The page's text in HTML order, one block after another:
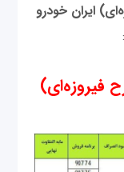
ایران خودرو
فیروزه‌ای)